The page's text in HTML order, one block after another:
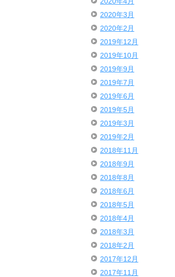
2020年3月
2020年2月
2019年12月
2019年10月
2019年9月
2019年7月
2019年6月
2019年5月
2019年3月
2019年2月
2018年11月
2018年9月
2018年8月
2018年6月
2018年5月
2018年4月
2018年3月
2018年2月
2017年12月
2017年11月